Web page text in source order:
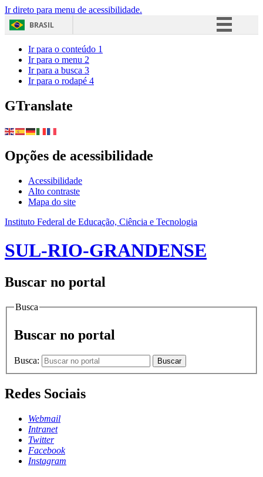
Ir direto para menu de acessibilidade.
BRASIL
Ir para o conteúdo 1
Ir para o menu 2
Ir para a busca 3
Ir para o rodapé 4
GTranslate
Opções de acessibilidade
Acessibilidade
Alto contraste
Mapa do site
Instituto Federal de Educação, Ciência e Tecnologia
SUL-RIO-GRANDENSE
Buscar no portal
Busca
Buscar no portal
Busca: Buscar
Redes Sociais
Webmail
Intranet
Twitter
Facebook
Instagram